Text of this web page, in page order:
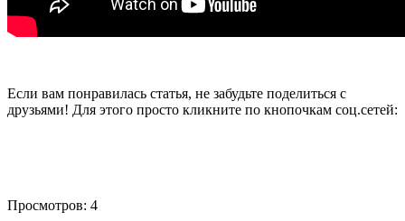
Если вам понравилась статья, не забудьте поделиться с
друзьями! Для этого просто кликните по кнопочкам соц.сетей:
Просмотров: 4